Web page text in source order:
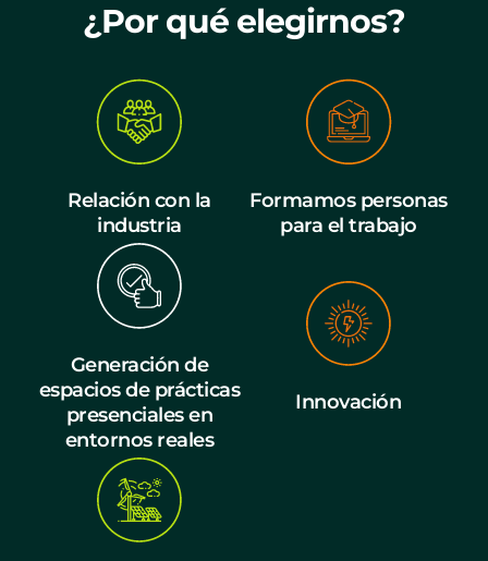
¿Por qué elegirnos?
Relación con la
industria
Formamos personas
para el trabajo
Generación de
espacios de prácticas
presenciales en
entornos reales
Innovación